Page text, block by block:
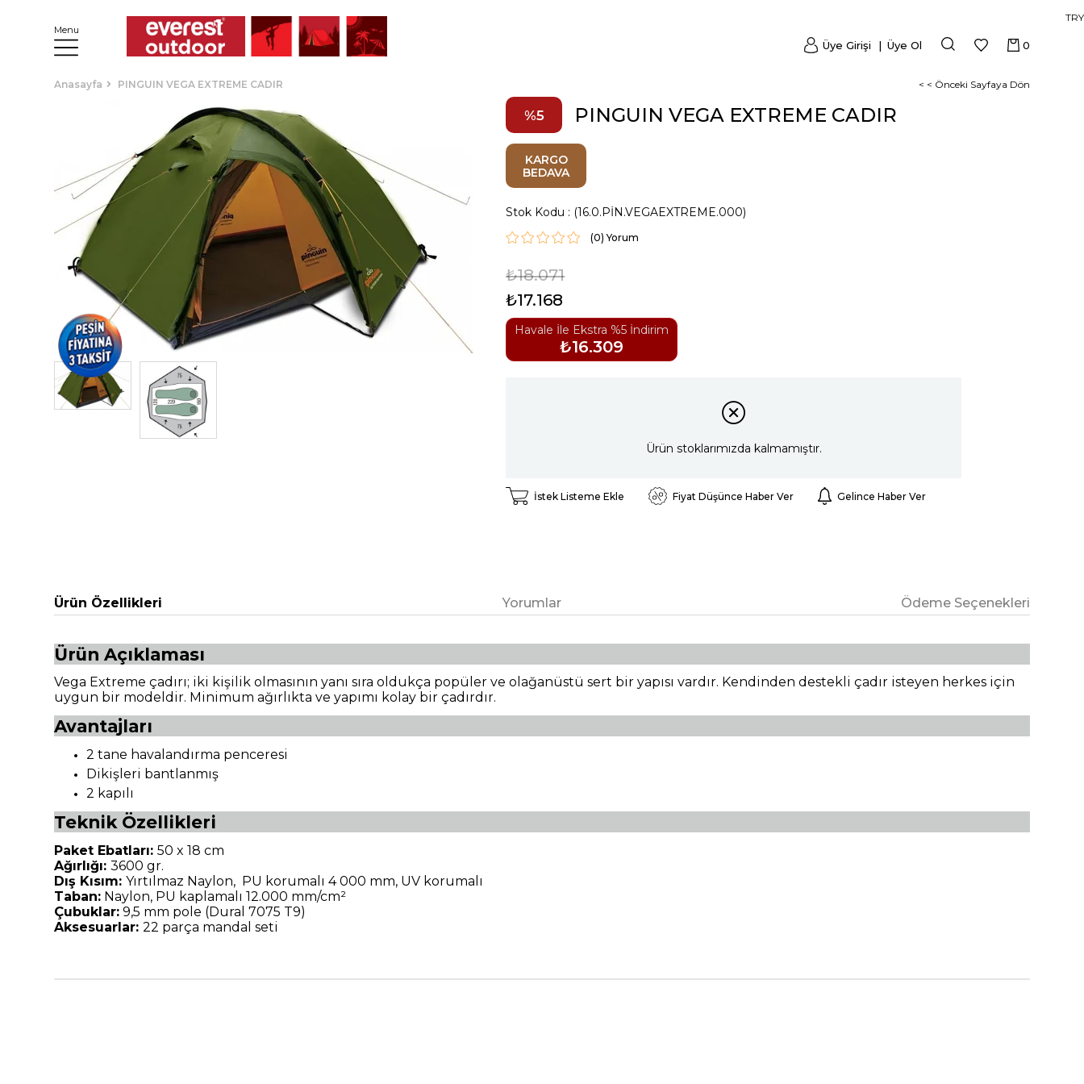
Menu
TRY
0
Üye Girişi Üye Ol
Anasayfa PINGUIN VEGA EXTREME CADIR < < Önceki Sayfaya Dön
5 PINGUIN VEGA EXTREME CADIR
KARGO
BEDAVA
Stok Kodu (16.0.PİN.VEGAEXTREME.000)
(0)
₺18.071
₺17.168
Havale İle Ekstra %5 İndirim
₺16.309
Ürün stoklarımızda kalmamıştır.
İstek Listeme Ekle Fiyat Düşünce Haber Ver Gelince Haber Ver
Ürün Özellikleri Yorumlar Ödeme Seçenekleri
Ürün Açıklaması
Vega Extreme çadırı; iki kişilik olmasının yanı sıra oldukça popüler ve olağanüstü sert bir yapısı vardır. Kendinden destekli çadır isteyen herkes için
uygun bir modeldir. Minimum ağırlıkta ve yapımı kolay bir çadırdır.
Avantajları
2 tane havalandırma penceresi
Dikişleri bantlanmış
2 kapılı
Teknik Özellikleri
Paket Ebatları:50 x 18 cm
Ağırlığı:3600 gr.
Dış Kısım:Yırtılmaz Naylon, PU korumalı 4 000 mm, UV korumalı
Taban: Naylon, PU kaplamalı 12.000 mm/cm²
Çubuklar: 9,5 mm pole (Dural 7075 T9)
Aksesuarlar:22 parça mandal seti